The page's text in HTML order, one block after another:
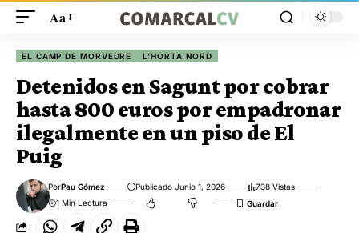
Aa
EL CAMP DE MORVEDRE L'HORTA NORD
Detenidos en Sagunt por cobrar
hasta 800 euros por empadronar
ilegalmente en un piso de El
Puig
PorPau Gómez Publicado Junio 1, 2026
738 Vistas
1 Min Lectura